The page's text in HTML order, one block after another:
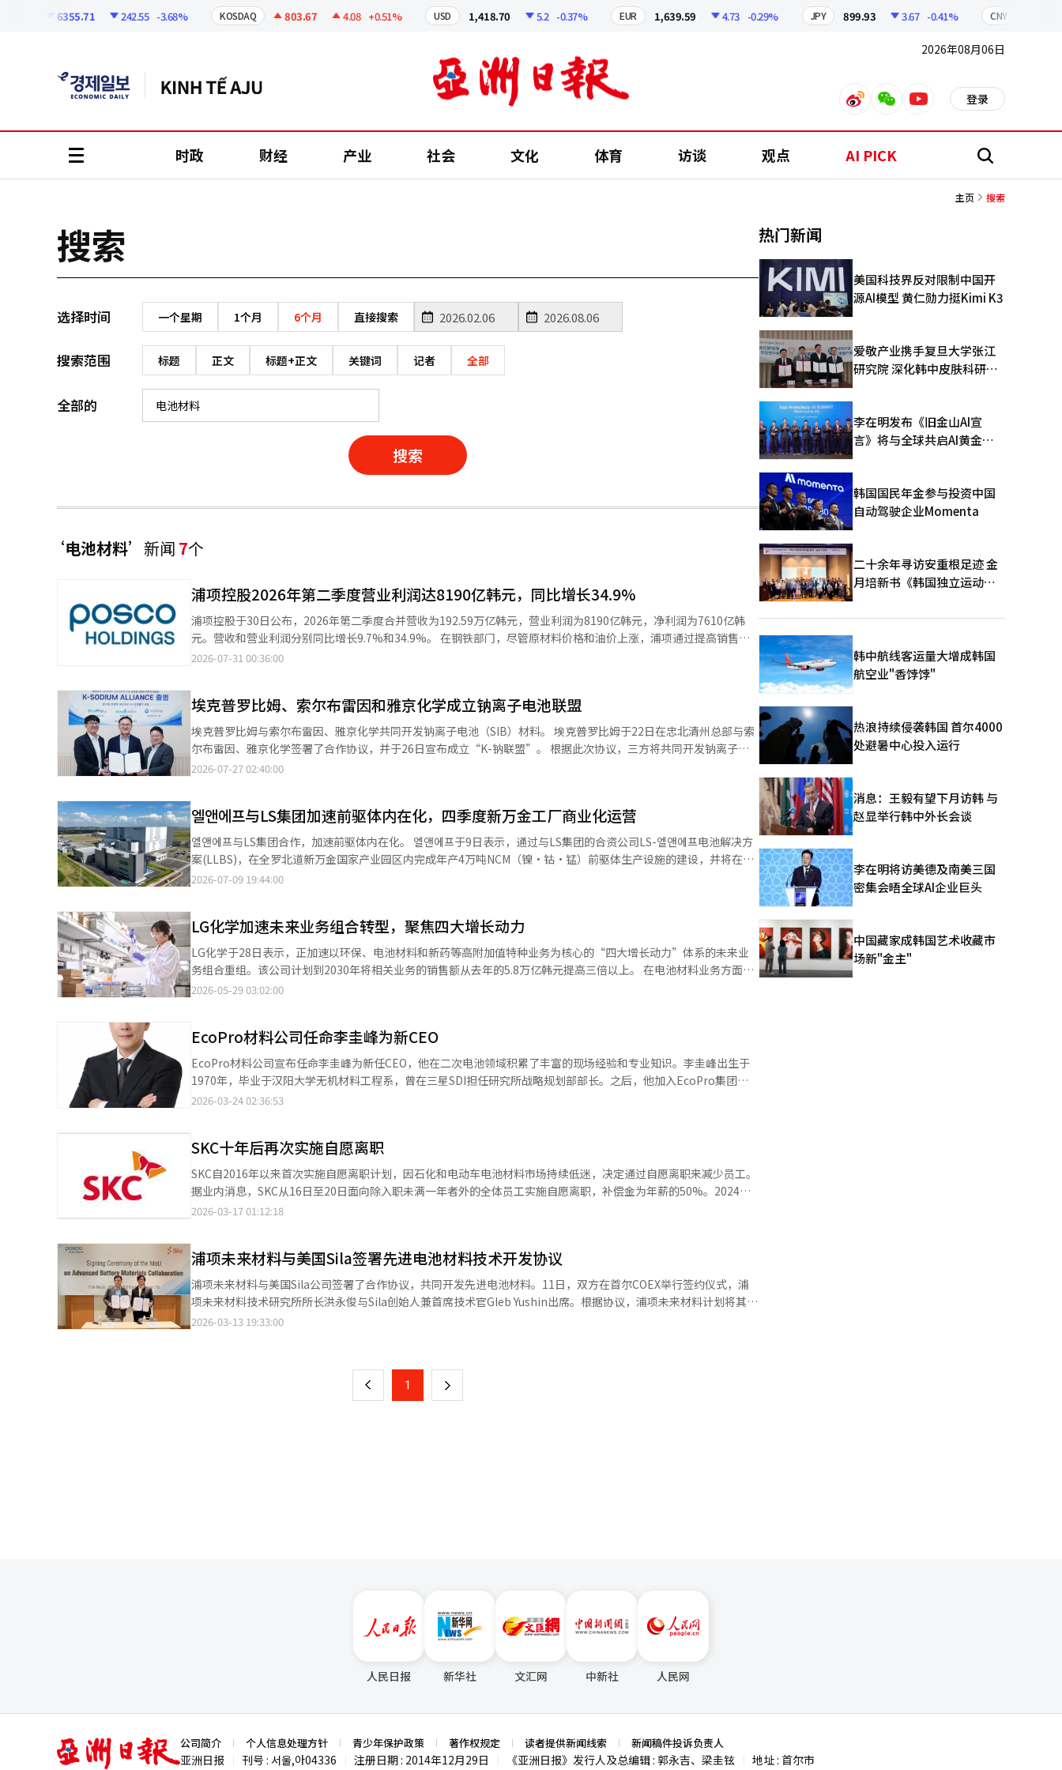
6355.71 242.55 -3.68% KOSDAQ 803.67 4.08 +0.51% USD 1,418.70 5.2 -0.37% EUR 1,639.59 4.73 -0.29% JPY 899.93 3.67 -0.41% CNY
2026年08月06日
weiboweixinyoutube 登录
时政 财经 产业 社会 文化 体育 访谈 观点 AI PICK 搜
主页 搜索
搜索
选择时间 一个星期 1个月 6个月 直接搜索
搜索范围 标题 正文 标题+正文 关键词 记者 全部
全部的
搜索
‘电池材料’ 新闻 7个
浦项控股2026年第二季度营业利润达8190亿韩元，同比增长34.9%
浦项控股于30日公布，2026年第二季度合并营收为192.59万亿韩元，营业利润为8190亿韩元，净利润为7610亿韩
元。营收和营业利润分别同比增长9.7%和34.9%。 在钢铁部门，尽管原材料价格和油价上涨，浦项通过提高销售价
格和增加销售量，略微提升了与上一季度相比的营收和营业利润。 在电池材料部门，浦项未来材料公司凭借正极材料
加，但计划通过逐步增产和扩大销售来提升盈利能力。 浦项菲尔巴拉锂解决方案通过扩大销售和价格上涨改善了盈亏
状况，而浦项HY清洁金属则凭借高开工率和成本竞争力，自2025年12月以来每月均实现盈利。 在基础设施部门，浦
项国际在缅甸、澳大利亚的天然气田和印度尼西亚的棕榈油业务等盈利增长的推动下，达成了季度历史最高营业利
润。浦项E&C则在建筑业务的盈利改善基础上，维护了盈利能力。 浦项控股还将自2024年起推进的结构调整目标，
从原定的“到2027年完成128项，创造2.8万亿韩元现金”上调至“到2028年完成129项，创造3.5万亿韩元现金”。
亿韩元的现金。※ 本报道经人工智能（AI）系统翻译与编辑。
2026-07-31 00:36:00
埃克普罗比姆、索尔布雷因和雅京化学成立钠离子电池联盟
埃克普罗比姆与索尔布雷因、雅京化学共同开发钠离子电池（SIB）材料。 埃克普罗比姆于22日在忠北清州总部与索
尔布雷因、雅京化学签署了合作协议，并于26日宣布成立“K-钠联盟”。 根据此次协议，三方将共同开发钠离子电
池的核心材料，包括正极材料、电解液和硬碳负极材料。埃克普罗比姆负责正极材料和量产技术，索尔布雷因负责电
料价格相对较低，且在低温性能和寿命方面具有优势，因此被考虑用于储能系统（ESS）和普及型电动车电池。 然
而，国内在正极材料、电解液和负极材料的供应链尚未完全建立，导致商业化基础较弱。 埃克普罗比姆在过去四年中
一直致力于钠离子电池用正极材料的开发，并建立了年产1000吨规模的试生产线。 三方计划提供一种将正极材料、
电解液和硬碳组合的包装形式的材料解决方案，而不是单独供应各个材料，以减轻电池制造商和整车厂在材料组合性
能验证方面的负担。 埃克普罗比姆将基于现有的试生产线和正极材料技术统筹整个项目。 索尔布雷因中央研究所所
技术开发。” 雅京化学中央研究所所长金俊亨表示：“我们将基于硬碳负极材料的开发经验，促进三方间的材料技术
联动。” 埃克普罗比姆未来技术负责人正贤洙表示：“由于国内钠离子电池材料供应链尚未充分建立，商业化受到制
约，我们将通过民间合作推动技术开发和商业化。”※ 本报道经人工智能（AI）系统翻译与编辑。
2026-07-27 02:40:00
엘앤에프与LS集团加速前驱体内在化，四季度新万金工厂商业化运营
엘앤에프与LS集团合作，加速前驱体内在化。 엘앤에프于9日表示，通过与LS集团的合资公司LS-엘앤에프电池解决方
案(LLBS)，在全罗北道新万金国家产业园区内完成年产4万吨NCM（镍·钴·锰）前驱体生产设施的建设，并将在今
年四季度前实现商业化运营。 前驱体是阳极材料成本的重要组成部分。目前，韩国电池行业大部分依赖中国进口前驱
效果。 最近，电动汽车（xEV）市场逐渐恢复，能源存储系统（ESS）市场进入结构性增长阶段。在这种环境下，电
池材料的供应链稳定性和应对监管能力成为主要客户评估的关键因素。 通过LLBS建立的非禁外机构（Non-PFE）基
础前驱体供应链，预计将大幅提升针对北美和欧洲市场的全球客户响应能力。这将对未来新订单的扩大和客户组合的
多样化产生积极影响。 尽管当前电动汽车市场面临放缓，엘앤에프仍保持高开工率，持续实现稳定的业绩改善。此次
前驱体内在化将进一步降低外部依赖，提高业务结构的稳定性。 엘앤에프代表许济洪表示：“LLBS是我们中长期增
材料到前驱体、阳极材料的生产体系，持续增强在全球市场的竞争优势。”※ 本报道经人工智能（AI）系统翻译与编
2026-07-09 19:44:00
LG化学加速未来业务组合转型，聚焦四大增长动力
LG化学于28日表示，正加速以环保、电池材料和新药等高附加值特种业务为核心的“四大增长动力”体系的未来业
务组合重组。该公司计划到2030年将相关业务的销售额从去年的5.8万亿韩元提高三倍以上。 在电池材料业务方面，
LG化学正在加强高压中镍（HV Mid-Ni）、锂锰富集（LMR）、锂铁磷（LFP）等下一代正极材料的开发，同时也在
大女性健康和骨质疏松等相关疾病领域。 在环保领域，LG化学正在加强基于PCR的回收塑料和生物原料的低碳材料
业务。同时，公司也在加速开发基于废食用油的生物燃料（HVO）、可持续航空燃料（SAF）、甲烷干式重整
（DRM）和e-SAF等下一代低碳技术。 特种材料业务方面，LG化学正在围绕高耐热ABS、超高分子SSBR和半导体用
高纯度IPA等高功能材料进行结构重组，并计划扩大电动车快速充电电缆用PVC、气凝胶和化妆品容器用SAN等高附加
值产品线。※ 本报道经人工智能（AI）系统翻译与编辑。
2026-05-29 03:02:00
EcoPro材料公司任命李圭峰为新CEO
EcoPro材料公司宣布任命李圭峰为新任CEO，他在二次电池领域积累了丰富的现场经验和专业知识。李圭峰出生于
1970年，毕业于汉阳大学无机材料工程系，曾在三星SDI担任研究所战略规划部部长。之后，他加入EcoPro集团，
历任EcoPro BM研究规划负责人、EcoPro EM业务运营本部长以及EcoPro材料公司首席运营官。通过此次任命，
升员工个人价值。”
2026-03-24 02:36:53
SKC十年后再次实施自愿离职
SKC自2016年以来首次实施自愿离职计划，因石化和电动车电池材料市场持续低迷，决定通过自愿离职来减少员工。
据业内消息，SKC从16日至20日面向除入职未满一年者外的全体员工实施自愿离职，补偿金为年薪的50%。2024
年，SKC决定出售其薄膜业务，去年公司营业亏损达3050亿韩元。分析认为，SKC通过自愿离职继续提高运营效率。
示：“为了提高运营效率，我们实施了自愿离职计划。我们将集中资源和能力于未来增长动力和核心业务竞争力的提
升。”※ 本报道经人工智能（AI）系统翻译与编辑。
2026-03-17 01:12:18
浦项未来材料与美国Sila签署先进电池材料技术开发协议
浦项未来材料与美国Sila公司签署了合作协议，共同开发先进电池材料。11日，双方在首尔COEX举行签约仪式，浦
项未来材料技术研究所所长洪永俊与Sila创始人兼首席技术官Gleb Yushin出席。根据协议，浦项未来材料计划将其正
负极材料技术与Sila的硅负极材料技术结合，推动先进电池材料技术的发展。Sila公司总部位于美国加州，拥有高性
续航里程并缩短充电时间。双方计划利用碳纳米材料技术解决硅负极材料在充放电时的体积膨胀问题，并通过浦项未
来材料的碳材料技术提高硅负极材料的成本竞争力。浦项未来材料技术研究所所长洪永俊表示：“双方将结合各自的
顶尖技术领导力，持续在技术开发和供应链层面深化合作。”※ 本报道经人工智能（AI）系统翻译与编辑。
2026-03-13 19:33:00
上 1 下
热门新闻
美国科技界反对限制中国开
源AI模型 黄仁勋力挺Kimi K3
爱敬产业携手复旦大学张江
研究院 深化韩中皮肤科研合
李在明发布《旧金山AI宣
言》将与全球共启AI黄金时
韩国国民年金参与投资中国
自动驾驶企业Momenta
二十余年寻访安重根足迹 金
月培新书《韩国独立运动圣
版
韩中航线客运量大增成韩国
航空业"香饽饽"
热浪持续侵袭韩国 首尔4000
处避暑中心投入运行
消息：王毅有望下月访韩 与
赵显举行韩中外长会谈
李在明将访美德及南美三国
密集会晤全球AI企业巨头
中国藏家成韩国艺术收藏市
场新"金主"
人民日报 新华社 文汇网 中新社 人民网
亚
洲
日
公司简介 个人信息处理方针 青少年保护政策 著作权规定 读者提供新闻线索 新闻稿件投诉负责人
亚洲日报 刊号 : 서울,아04336 注册日期 : 2014年12月29日 《亚洲日报》发行人及总编辑 : 郭永吉、梁圭铉 地址 : 首尔市